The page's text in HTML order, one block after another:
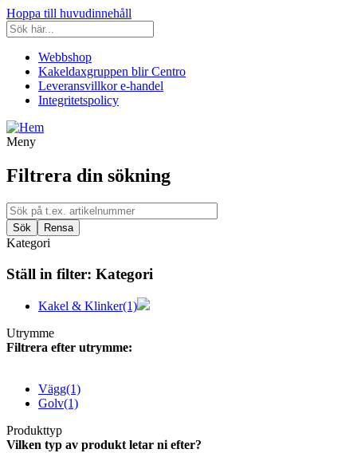
Hoppa till huvudinnehåll
Webbshop
Kakeldaxgruppen blir Centro
Leveransvillkor e-handel
Integritetspolicy
Meny
Filtrera din sökning
Kategori
Ställ in filter: Kategori
Kakel & Klinker(1)
Utrymme
Filtrera efter utrymme:
Vägg(1)
Golv(1)
Produkttyp
Vilken typ av produkt letar ni efter?